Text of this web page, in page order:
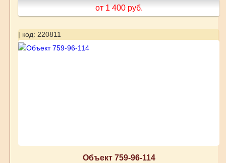
от 1 400 руб.
| код: 220811
Объект 759-96-114